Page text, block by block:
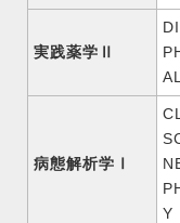
実践薬学Ⅱ
病態解析学Ⅰ
Y